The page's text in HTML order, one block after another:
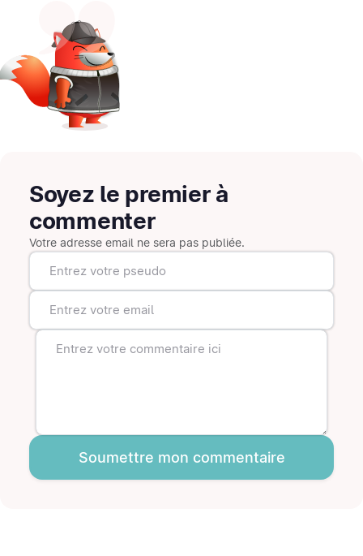
Soyez le premier à
commenter
Votre adresse email ne sera pas publiée.
Soumettre mon commentaire